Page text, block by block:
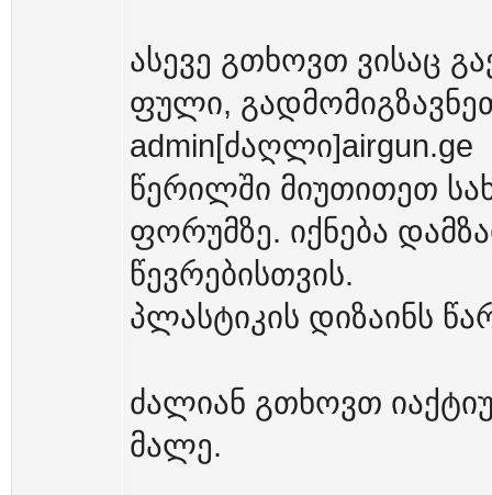
ასევე გთხოვთ ვისაც
ფული,
admin[ძაღლი]airgun.ge
წერილში მიუთითეთ
ფორუმზე. იქნება
წევრებისთვის.
პლასტიკის დიზაინს
ძალიან გთხოვთ
მალე.